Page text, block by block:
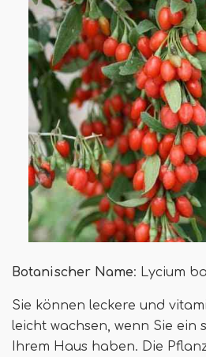
Botanischer Name: Lycium
Sie können leckere und
leicht wachsen, wenn Sie ein
Ihrem Haus haben. Die